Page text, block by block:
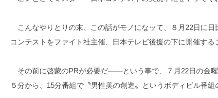
こんなやりとりの末、この話がモノになッて、８月22日に
コンテストをファイト社主催、日本テレビ後援の下に開催する
その前に啓蒙のPRが必要だ――という事で、７月22日の金
５分から、15分番組で〝男性美の創造〟というボディビル番